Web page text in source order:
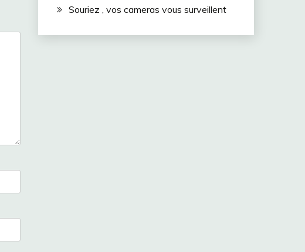
Souriez , vos cameras vous surveillent